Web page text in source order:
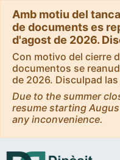
Amb motiu del
de documents es
d'agost de 2026.
Con motivo del cierre
documentos se
de 2026. Disculpad
Due to the summer
resume starting
any inconvenience.